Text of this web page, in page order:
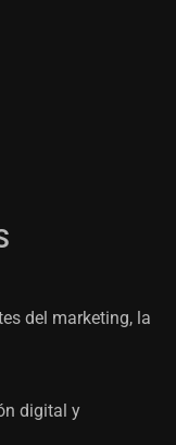
del marketing, la
digital y